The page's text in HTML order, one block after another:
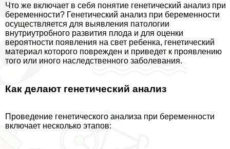
Что же включает в себя понятие генетический анализ при
беременности? Генетический анализ при беременности
осуществляется для выявления патологии
внутриутробного развития плода и для оценки
вероятности появления на свет ребенка, генетический
материал которого поврежден и приведет к проявлению
того или иного наследственного заболевания.
Как делают генетический анализ
Проведение генетического анализа при беременности
включает несколько этапов: